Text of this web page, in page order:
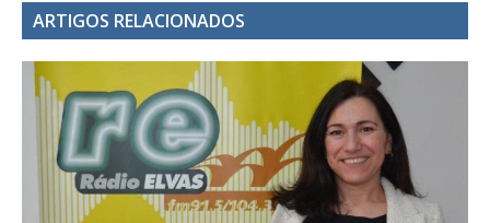
ARTIGOS RELACIONADOS